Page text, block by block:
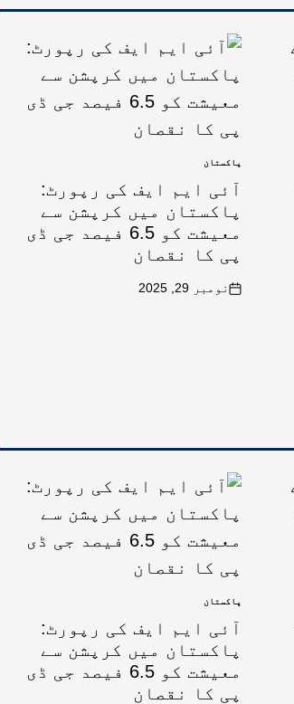
پاکستان
آئی ایم ایف کی رپورٹ:
پاکستان میں کرپشن سے
معیشت کو 6.5 فیصد جی ڈی
پی کا نقصان
نومبر 29, 2025
پاکستان
آئی ایم ایف کی رپورٹ:
پاکستان میں کرپشن سے
معیشت کو 6.5 فیصد جی ڈی
پی کا نقصان